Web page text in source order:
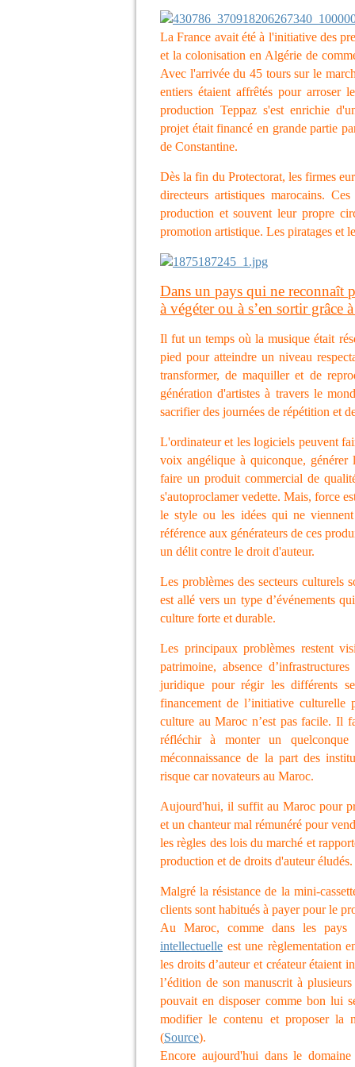
La France avait été à l'initiative des
et la colonisation en Algérie de
Avec l'arrivée du 45 tours sur le
entiers étaient affrêtés pour arroser
production Teppaz s'est enrichie
projet était financé en grande partie
de Constantine.
Dès la fin du Protectorat, les firmes
directeurs artistiques marocains.
production et souvent leur propre
promotion artistique. Les piratages et
Dans un pays qui ne reconnaît
à végéter ou à s’en sortir grâce
Il fut un temps où la musique était
pied pour atteindre un niveau
transformer, de maquiller et de
génération d'artistes à travers le
sacrifier des journées de répétition et
L'ordinateur et les logiciels peuvent
voix angélique à quiconque, générer
faire un produit commercial de
s'autoproclamer vedette. Mais, force
le style ou les idées qui ne
référence aux générateurs de ces
un délit contre le droit d'auteur.
Les problèmes des secteurs culturels
est allé vers un type d’événements
culture forte et durable.
Les principaux problèmes restent
patrimoine, absence
juridique pour régir les différents
financement de l’initiative
culture au Maroc n’est pas facile. Il
réfléchir à monter un
méconnaissance de la part des
risque car novateurs au Maroc.
Aujourd'hui, il suffit au Maroc pour
et un chanteur mal rémunéré pour
les règles des lois du marché et
production et de droits d'auteur éludés.
Malgré la résistance de la mini-
clients sont habitués à payer pour le
Au Maroc, comme dans les pays
intellectuelle est une règlementation
les droits d’auteur et créateur étaient
l’édition de son manuscrit à
pouvait en disposer comme bon lui
modifier le contenu et proposer la
(Source).
Encore aujourd'hui dans le